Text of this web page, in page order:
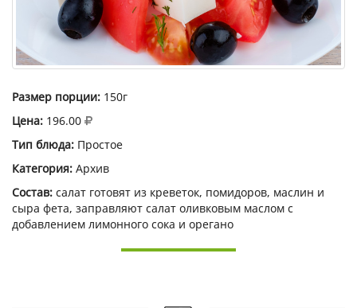
Размер порции: 150г
Цена: 196.00
Тип блюда: Простое
Категория: Архив
Состав: салат готовят из креветок, помидоров, маслин и
сыра фета, заправляют салат оливковым маслом с
добавлением лимонного сока и орегано